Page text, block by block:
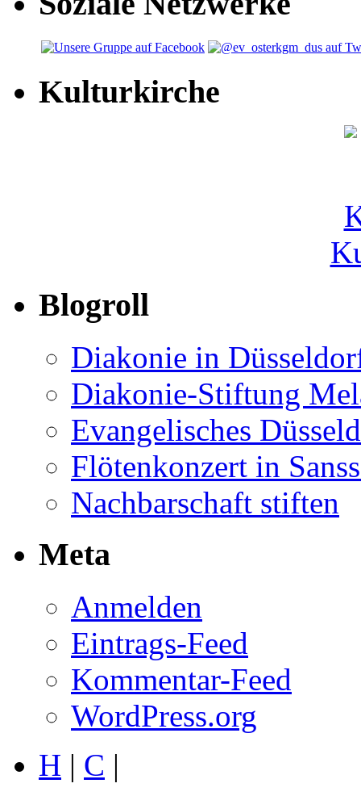
Kulturkirche
Blogroll
Diakonie in
Diakonie-Stiftung
Evangelisches
Flötenkonzert in
Nachbarschaft stiften
Meta
Anmelden
Eintrags-Feed
Kommentar-Feed
WordPress.org
H | C |